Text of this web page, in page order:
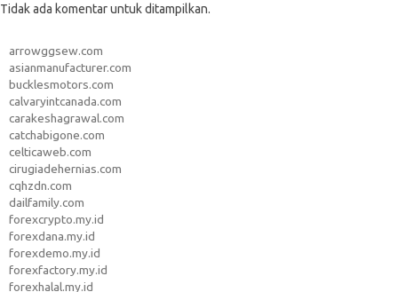
Tidak ada komentar untuk ditampilkan.
arrowggsew.com
asianmanufacturer.com
bucklesmotors.com
calvaryintcanada.com
carakeshagrawal.com
catchabigone.com
celticaweb.com
cirugiadehernias.com
cqhzdn.com
dailfamily.com
forexcrypto.my.id
forexdana.my.id
forexdemo.my.id
forexfactory.my.id
forexhalal.my.id